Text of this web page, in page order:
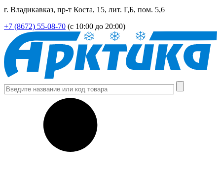
г. Владикавказ, пр-т Коста, 15, лит. Г,Б, пом. 5,6
+7 (8672) 55-08-70 (с 10:00 до 20:00)